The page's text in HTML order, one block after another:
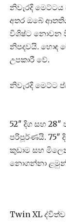
නිවැරදි
අතර ඔබේ
විශිෂ්ට නොවන
නිපදවයි. හොඳ
උපකාරී වේ.
නිවැරදි මෙට්ට
52″ දිග සහ
පරිපූර්ණයි. 75″
කුඩාම සහ
නොගන්නා ළමුන්
Twin XL